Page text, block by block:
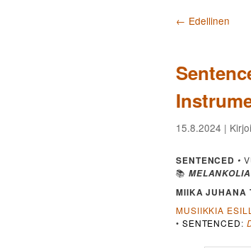
Artikkelien
← Edellinen
15.8.2024 |
SENTENCED •
📚
MIIKA JUHANA
MUSIIKKIA
• SENTENCED: